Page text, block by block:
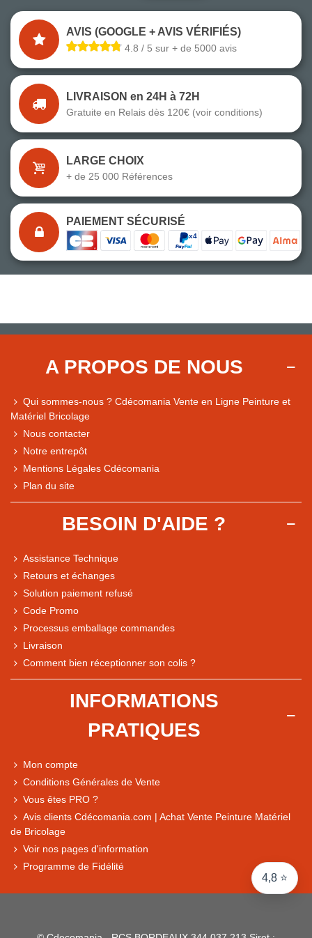
4,8 ⭐
Comparaison des performances du magasin
Express, Chez vous, Point relais, Retrait magasin
AVIS (GOOGLE + AVIS VÉRIFIÉS)
4.8 / 5 sur + de 5000 avis
LIVRAISON en 24H à 72H
Gratuite en Relais dès 120€ (voir conditions)
LARGE CHOIX
+ de 25 000 Références
PAIEMENT SÉCURISÉ
A PROPOS DE NOUS
Qui sommes-nous ? Cdécomania Vente en Ligne Peinture et
Matériel Bricolage
Nous contacter
Notre entrepôt
Mentions Légales Cdécomania
Plan du site
BESOIN D'AIDE ?
Assistance Technique
Retours et échanges
Solution paiement refusé
Code Promo
Processus emballage commandes
Livraison
Comment bien réceptionner son colis ?
INFORMATIONS
PRATIQUES
Mon compte
Conditions Générales de Vente
Vous êtes PRO ?
Avis clients Cdécomania.com | Achat Vente Peinture Matériel
de Bricolage
Voir nos pages d'information
Programme de Fidélité